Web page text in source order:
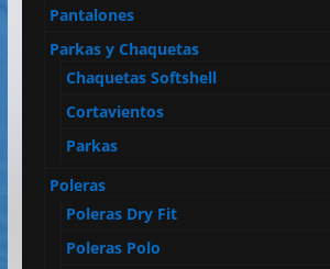
Pantalones
Parkas y Chaquetas
Chaquetas Softshell
Cortavientos
Parkas
Poleras
Poleras Dry Fit
Poleras Polo